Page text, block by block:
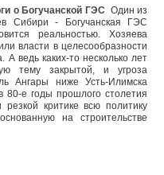
о Богучанской ГЭС Один из
Сибири - Богучанская ГЭС
реальностью. Хозяева
власти в целе­сообразности
ведь каких-то несколько лет
тему закрытой, и угро­за
Ангары ниже Усть-Илимска
80-е годы про­шлого столетия
критике всю политику
на строительстве